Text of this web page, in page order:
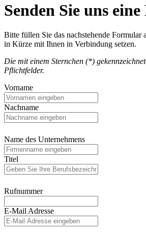
Senden Sie uns
Bitte füllen Sie das nachstehende Formular
in Kürze mit Ihnen in Verbindung setzen.
Die mit einem Sternchen (*)
Pflichtfelder.
Vorname
Nachname
Name des Unternehmens
Titel
Rufnummer
E-Mail Adresse